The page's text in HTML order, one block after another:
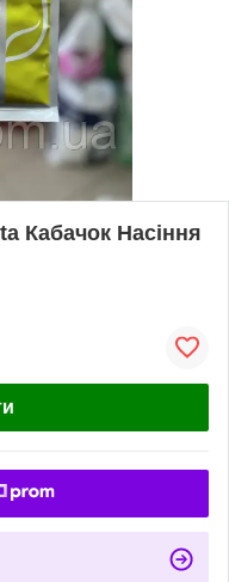
Кабачок Насіння